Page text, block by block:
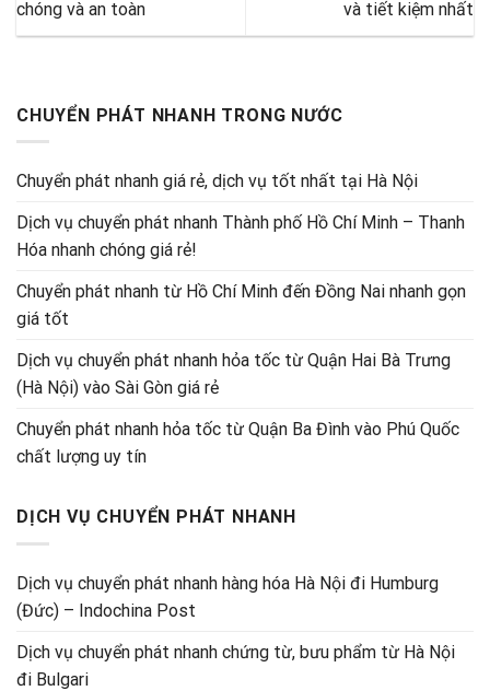
chóng và an toàn
và tiết kiệm nhất
CHUYỂN PHÁT NHANH TRONG NƯỚC
Chuyển phát nhanh giá rẻ, dịch vụ tốt nhất tại Hà Nội
Dịch vụ chuyển phát nhanh Thành phố Hồ Chí Minh – Thanh
Hóa nhanh chóng giá rẻ!
Chuyển phát nhanh từ Hồ Chí Minh đến Đồng Nai nhanh gọn
giá tốt
Dịch vụ chuyển phát nhanh hỏa tốc từ Quận Hai Bà Trưng
(Hà Nội) vào Sài Gòn giá rẻ
Chuyển phát nhanh hỏa tốc từ Quận Ba Đình vào Phú Quốc
chất lượng uy tín
DỊCH VỤ CHUYỂN PHÁT NHANH
Dịch vụ chuyển phát nhanh hàng hóa Hà Nội đi Humburg
(Đức) – Indochina Post
Dịch vụ chuyển phát nhanh chứng từ, bưu phẩm từ Hà Nội
đi Bulgari